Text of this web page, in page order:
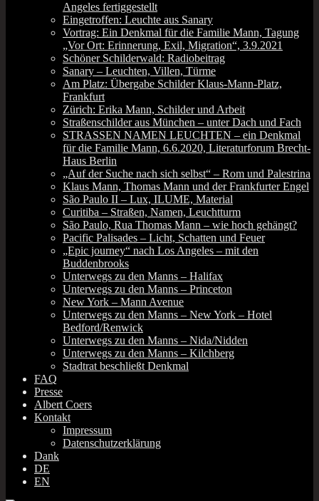
Angeles fertiggestellt
Eingetroffen: Leuchte aus Sanary
Vortrag: Ein Denkmal für die Familie Mann, Tagung
„Vor Ort: Erinnerung, Exil, Migration“, 3.9.2021
Schöner Schilderwald: Radiobeitrag
Sanary – Leuchten, Villen, Türme
Am Platz: Übergabe Schilder Klaus-Mann-Platz,
Frankfurt
Zürich: Erika Mann, Schilder und Arbeit
Straßenschilder aus München – unter Dach und Fach
STRASSEN NAMEN LEUCHTEN – ein Denkmal
für die Familie Mann, 6.6.2020, Literaturforum Brecht-
Haus Berlin
„Auf der Suche nach sich selbst“ – Rom und Palestrina
Klaus Mann, Thomas Mann und der Frankfurter Engel
São Paulo II – Lux, ILUME, Material
Curitiba – Straßen, Namen, Leuchtturm
São Paulo, Rua Thomas Mann – wie hoch gehängt?
Pacific Palisades – Licht, Schatten und Feuer
„Epic journey“ nach Los Angeles – mit den
Buddenbrooks
Unterwegs zu den Manns – Halifax
Unterwegs zu den Manns – Princeton
New York – Mann Avenue
Unterwegs zu den Manns – New York – Hotel
Bedford/Renwick
Unterwegs zu den Manns – Nida/Nidden
Unterwegs zu den Manns – Kilchberg
Stadtrat beschließt Denkmal
FAQ
Presse
Albert Coers
Kontakt
Impressum
Datenschutzerklärung
Dank
DE
EN